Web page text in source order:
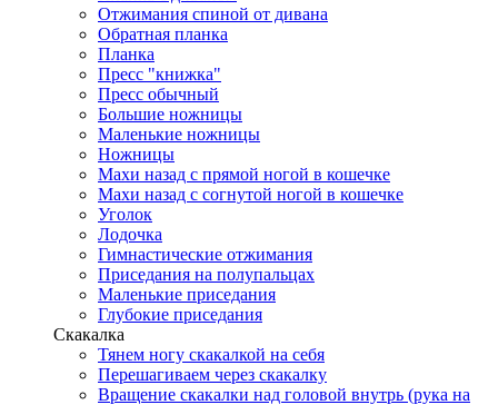
Отжимания спиной от дивана
Обратная планка
Планка
Пресс "книжка"
Пресс обычный
Большие ножницы
Маленькие ножницы
Ножницы
Махи назад с прямой ногой в кошечке
Махи назад с согнутой ногой в кошечке
Уголок
Лодочка
Гимнастические отжимания
Приседания на полупальцах
Маленькие приседания
Глубокие приседания
Скакалка
Тянем ногу скакалкой на себя
Перешагиваем через скакалку
Вращение скакалки над головой внутрь (рука на